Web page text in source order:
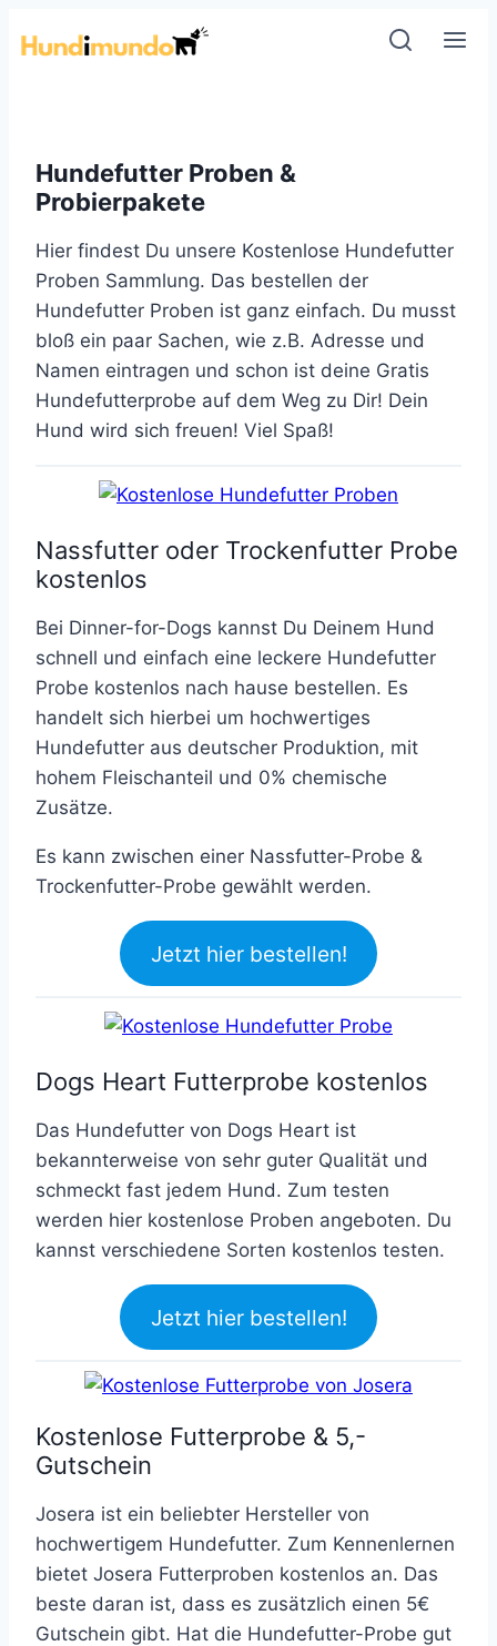
Inhalt
Hundefutter Proben &
Probierpakete
Hier findest Du unsere Kostenlose Hundefutter
Proben Sammlung. Das bestellen der
Hundefutter Proben ist ganz einfach. Du musst
bloß ein paar Sachen, wie z.B. Adresse und
Namen eintragen und schon ist deine Gratis
Hundefutterprobe auf dem Weg zu Dir! Dein
Hund wird sich freuen! Viel Spaß!
Nassfutter oder Trockenfutter Probe
kostenlos
Bei Dinner-for-Dogs kannst Du Deinem Hund
schnell und einfach eine leckere Hundefutter
Probe kostenlos nach hause bestellen. Es
handelt sich hierbei um hochwertiges
Hundefutter aus deutscher Produktion, mit
hohem Fleischanteil und 0% chemische
Zusätze.
Es kann zwischen einer Nassfutter-Probe &
Trockenfutter-Probe gewählt werden.
Jetzt hier bestellen!
Dogs Heart Futterprobe kostenlos
Das Hundefutter von Dogs Heart ist
bekannterweise von sehr guter Qualität und
schmeckt fast jedem Hund. Zum testen
werden hier kostenlose Proben angeboten. Du
kannst verschiedene Sorten kostenlos testen.
Jetzt hier bestellen!
Kostenlose Futterprobe & 5,-
Gutschein
Josera ist ein beliebter Hersteller von
hochwertigem Hundefutter. Zum Kennenlernen
bietet Josera Futterproben kostenlos an. Das
beste daran ist, dass es zusätzlich einen 5€
Gutschein gibt. Hat die Hundefutter-Probe gut